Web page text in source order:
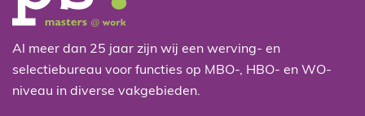
Al meer dan 25 jaar zijn wij een werving- en
selectiebureau voor functies op MBO-, HBO- en WO-
niveau in diverse vakgebieden.